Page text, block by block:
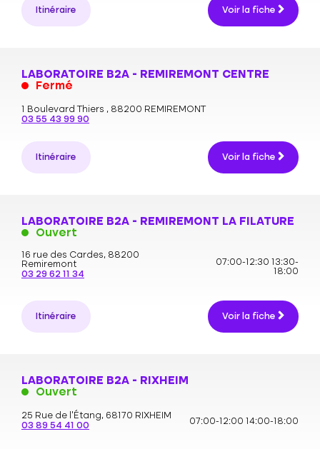
Itinéraire Voir la fiche
LABORATOIRE B2A - REMIREMONT CENTRE
Fermé
1 Boulevard Thiers , 88200 REMIREMONT
03 55 43 99 90
Itinéraire Voir la fiche
LABORATOIRE B2A - REMIREMONT LA FILATURE
Ouvert
16 rue des Cardes, 88200
Remiremont
03 29 62 11 34
07:00-12:30
13:30-
18:00
Itinéraire Voir la fiche
LABORATOIRE B2A - RIXHEIM
Ouvert
25 Rue de l'Étang, 68170 RIXHEIM
03 89 54 41 00
07:00-12:00 14:00-18:00